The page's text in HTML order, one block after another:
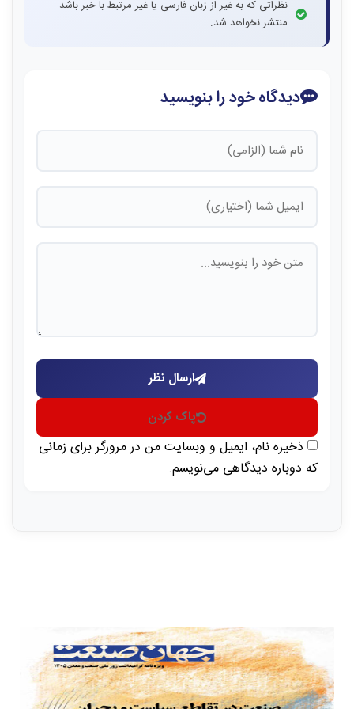
نظراتی که به غیر از زبان فارسی یا غیر مرتبط با خبر باشد
منتشر نخواهد شد.
دیدگاه خود را بنویسید
ارسال نظر
پاک کردن
ذخیره نام، ایمیل و وبسایت من در مرورگر برای زمانی
که دوباره دیدگاهی می‌نویسم.